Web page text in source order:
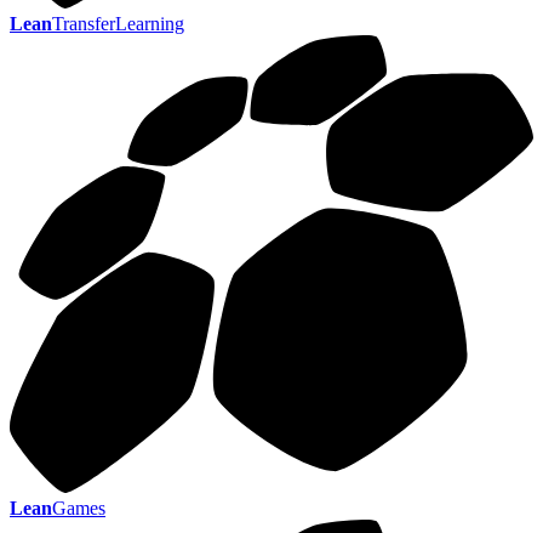
LeanTransferLearning
LeanGames